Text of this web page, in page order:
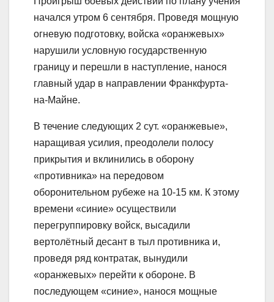
начался утром 6 сентября. Проведя мощную
огневую подготовку, войска «оранжевых»
нарушили условную государственную
границу и перешли в наступление, нанося
главный удар в направлении Франкфурта-
на-Майне.
В течение следующих 2 сут. «оранжевые»,
наращивая усилия, преодолели полосу
прикрытия и вклинились в оборону
«противника» на передовом
оборонительном рубеже на 10-15 км. К этому
времени «синие» осуществили
перегруппировку войск, высадили
вертолётный десант в тыл противника и,
проведя ряд контратак, вынудили
«оранжевых» перейти к обороне. В
последующем «синие», нанося мощные